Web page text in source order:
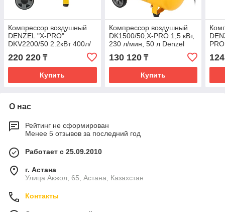
Компрессор воздушный
DENZEL "X-PRO"
DKV2200/50 2.2кВт 400л/
мин 50л 58083
220 220 ₸
Купить
Компрессор воздушный
DK1500/50,Х-PRO 1,5 кВт,
230 л/мин, 50 л Denzel
130 120₸
Купить
О нас
Рейтинг не сформирован
Менее 5 отзывов за последний год
Работает с 25.09.2010
г. Астана
Улица Акжол, 65, Астана, Казахстан
Контакты